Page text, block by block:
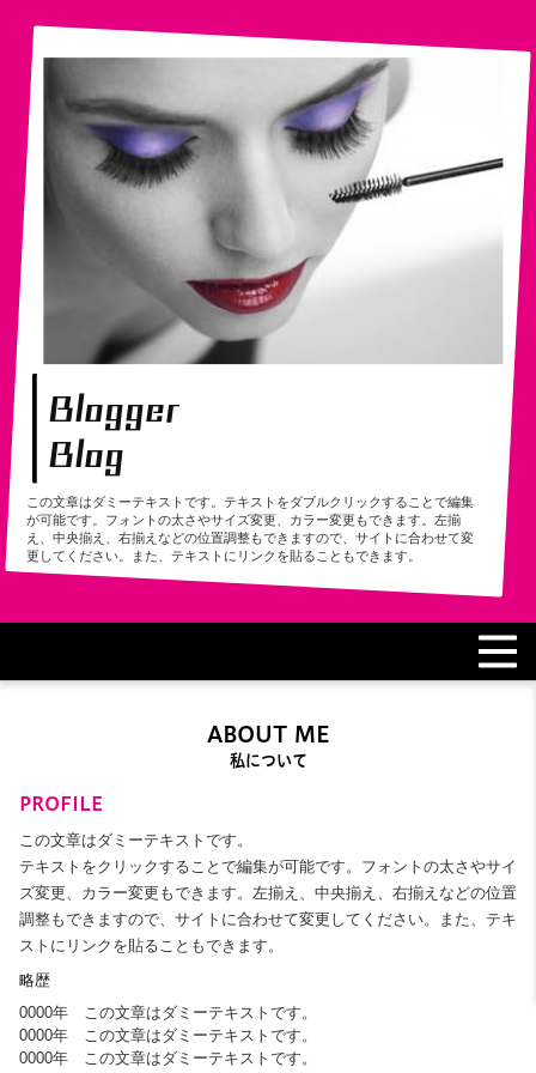
Blogger
Blog
この文章はダミーテキストです。テキストをダブルクリックすることで編集
が可能です。フォントの太さやサイズ変更、カラー変更もできます。左揃
え、中央揃え、右揃えなどの位置調整もできますので、サイトに合わせて変
更してください。また、テキストにリンクを貼ることもできます。
ABOUT ME
私について
PROFILE
この文章はダミーテキストです。
テキストをクリックすることで編集が可能です。フォントの太さやサイ
ズ変更、カラー変更もできます。左揃え、中央揃え、右揃えなどの位置
調整もできますので、サイトに合わせて変更してください。また、テキ
ストにリンクを貼ることもできます。
略歴
0000年 この文章はダミーテキストです。
0000年 この文章はダミーテキストです。
0000年 この文章はダミーテキストです。